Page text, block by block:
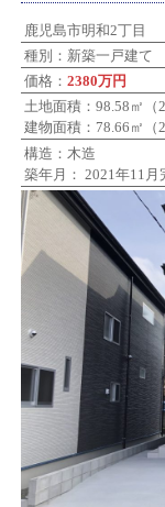
鹿児島市明和2丁目
種別：新築一戸建て
価格：2380万円
土地面積：98.58㎡（
建物面積：78.66㎡（
構造：木造
築年月： 2021年11月